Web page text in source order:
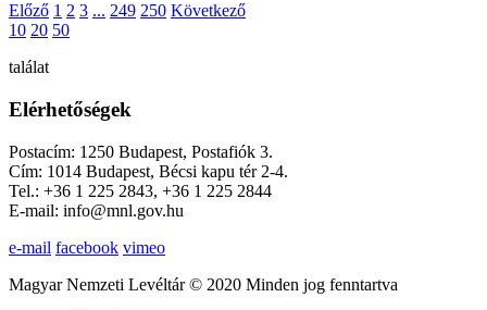
Előző 1 2 3 ... 249 250 Következő
10 20 50
találat
Elérhetőségek
Postacím: 1250 Budapest, Postafiók 3.
Cím: 1014 Budapest, Bécsi kapu tér 2-4.
Tel.: +36 1 225 2843, +36 1 225 2844
E-mail: info@mnl.gov.hu
e-mail facebook vimeo
Magyar Nemzeti Levéltár © 2020 Minden jog fenntartva